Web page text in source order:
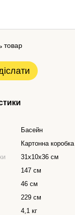
товар
Басейн
Картонна коробка
31х10х36 см
147 см
46 см
229 см
4,1 кг